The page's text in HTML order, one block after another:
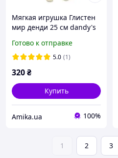
Мягкая игрушка Глистен
мир денди 25 см dandy's
Готово к отправке
5.0 (1)
320₴
Купить
Amika.ua 100%
1 2 3